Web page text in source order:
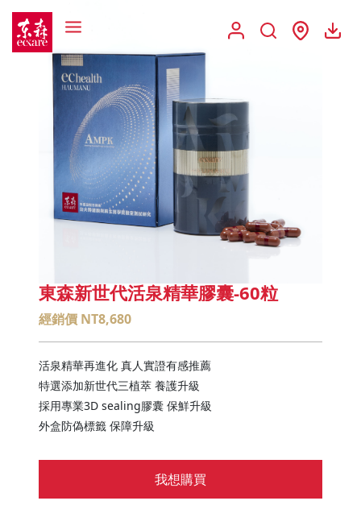
東森新世代活泉精華膠囊-60粒
經銷價 NT8,680
活泉精華再進化 真人實證有感推薦
特選添加新世代三植萃 養護升級
採用專業3D sealing膠囊 保鮮升級
外盒防偽標籤 保障升級
我想購買